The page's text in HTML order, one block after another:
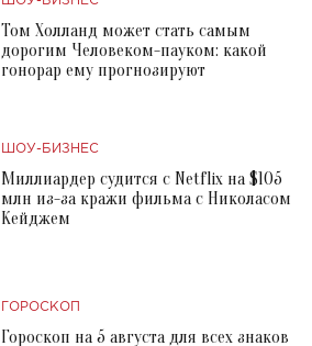
Том Холланд может стать самым
дорогим Человеком-пауком: какой
гонорар ему прогнозируют
ШОУ-БИЗНЕС
Миллиардер судится с Netflix на $105
млн из-за кражи фильма с Николасом
Кейджем
ГОРОСКОП
Гороскоп на 5 августа для всех знаков